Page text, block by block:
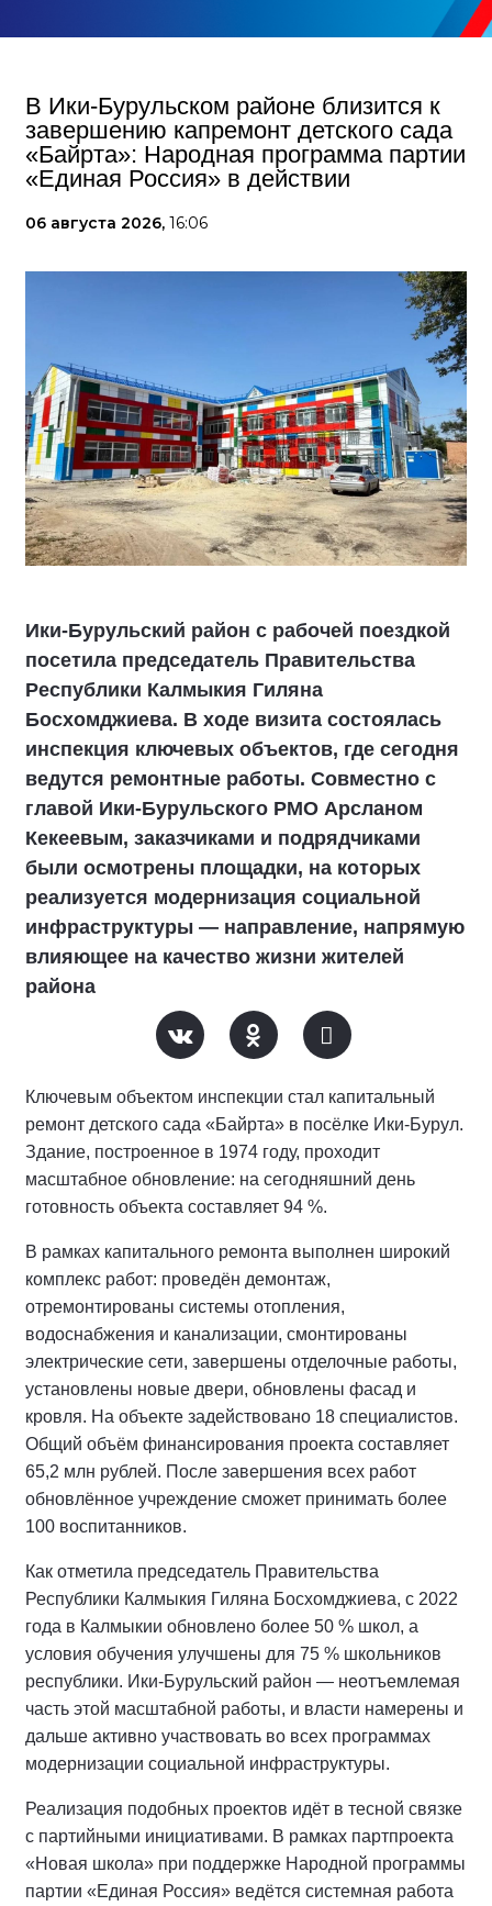
В Ики‑Бурульском районе близится к
завершению капремонт детского сада
«Байрта»: Народная программа партии
«Единая Россия» в действии
06 августа 2026, 16:06
Ики‑Бурульский район с рабочей поездкой
посетила председатель Правительства
Республики Калмыкия Гиляна
Босхомджиева. В ходе визита состоялась
инспекция ключевых объектов, где сегодня
ведутся ремонтные работы. Совместно с
главой Ики‑Бурульского РМО Арсланом
Кекеевым, заказчиками и подрядчиками
были осмотрены площадки, на которых
реализуется модернизация социальной
инфраструктуры — направление, напрямую
влияющее на качество жизни жителей
района
Ключевым объектом инспекции стал капитальный
ремонт детского сада «Байрта» в посёлке Ики‑Бурул.
Здание, построенное в 1974 году, проходит
масштабное обновление: на сегодняшний день
готовность объекта составляет 94 %.
В рамках капитального ремонта выполнен широкий
комплекс работ: проведён демонтаж,
отремонтированы системы отопления,
водоснабжения и канализации, смонтированы
электрические сети, завершены отделочные работы,
установлены новые двери, обновлены фасад и
кровля. На объекте задействовано 18 специалистов.
Общий объём финансирования проекта составляет
65,2 млн рублей. После завершения всех работ
обновлённое учреждение сможет принимать более
100 воспитанников.
Как отметила председатель Правительства
Республики Калмыкия Гиляна Босхомджиева, с 2022
года в Калмыкии обновлено более 50 % школ, а
условия обучения улучшены для 75 % школьников
республики. Ики‑Бурульский район — неотъемлемая
часть этой масштабной работы, и власти намерены и
дальше активно участвовать во всех программах
модернизации социальной инфраструктуры.
Реализация подобных проектов идёт в тесной связке
с партийными инициативами. В рамках партпроекта
«Новая школа» при поддержке Народной программы
партии «Единая Россия» ведётся системная работа